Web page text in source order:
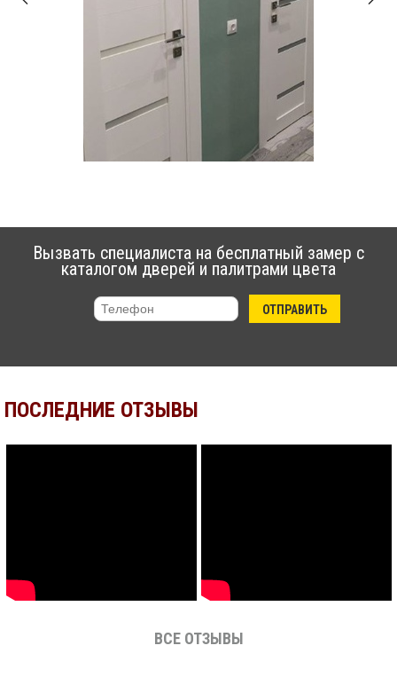
Вызвать специалиста на бесплатный замер с
каталогом дверей и палитрами цвета
ПОСЛЕДНИЕ ОТЗЫВЫ
ВСЕ ОТЗЫВЫ